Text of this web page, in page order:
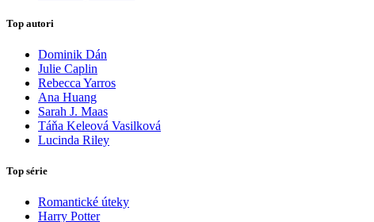
Top autori
Dominik Dán
Julie Caplin
Rebecca Yarros
Ana Huang
Sarah J. Maas
Táňa Keleová Vasilková
Lucinda Riley
Top série
Romantické úteky
Harry Potter